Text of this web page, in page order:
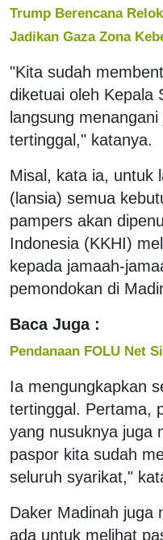
Trump Berencana
Jadikan Gaza Zona
"Kita sudah
diketuai oleh Kepala
langsung
tertinggal," katanya.
Misal, kata ia, untuk
(lansia) semua
pampers akan
Indonesia (KKHI)
kepada jamaah-
pemondokan di
Baca Juga :
Pendanaan FOLU Net
Ia mengungkapkan
tertinggal. Pertama,
yang nusuknya juga
paspor kita sudah
seluruh syarikat,"
Daker Madinah juga
ada untuk melihat